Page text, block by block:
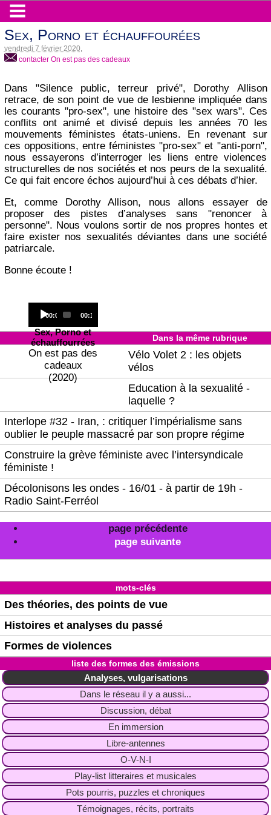
Sex, Porno et échauffourées
vendredi 7 février 2020
contacter On est pas des cadeaux
Dans "Silence public, terreur privé", Dorothy Allison
retrace, de son point de vue de lesbienne impliquée dans
les courants "pro-sex", une histoire des "sex wars". Ces
conflits ont animé et divisé depuis les années 70 les
mouvements féministes états-uniens. En revenant sur
ces oppositions, entre féministes "pro-sex" et "anti-porn",
nous essayerons d’interroger les liens entre violences
structurelles de nos sociétés et nos peurs de la sexualité.
Ce qui fait encore échos aujourd’hui à ces débats d’hier.
Et, comme Dorothy Allison, nous allons essayer de
proposer des pistes d’analyses sans "renoncer à
personne". Nous voulons sortir de nos propres hontes et
faire exister nos sexualités déviantes dans une société
patriarcale.
Bonne écoute !
Player
Current
00:00
Total
00:18
Sex, Porno et
échauffourrées
On est pas des
cadeaux
(2020)
Dans la même rubrique
Vélo Volet 2 : les objets
vélos
Education à la sexualité -
laquelle ?
Interlope #32 - Iran, : critiquer l’impérialisme sans
oublier le peuple massacré par son propre régime
Construire la grève féministe avec l’intersyndicale
féministe !
Décolonisons les ondes - 16/01 - à partir de 19h -
Radio Saint-Ferréol
page précédente
page suivante
mots-clés
Des théories, des points de vue
Histoires et analyses du passé
Formes de violences
liste des formes des émissions
Analyses, vulgarisations
Dans le réseau il y a aussi...
Discussion, débat
En immersion
Libre-antennes
O-V-N-I
Play-list litteraires et musicales
Pots pourris, puzzles et chroniques
Témoignages, récits, portraits